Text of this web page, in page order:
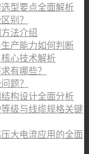
型要点全面解析
别？
法介绍
产能力如何判断
心技术解析
有哪些？
题？
构设计全面分析
级与线缆规格关键
大电流应用的全面